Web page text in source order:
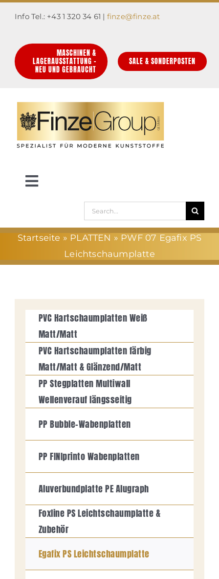
InhaltInfo Tel.: +43 1 320 34 61 | finze@finze.at
MASCHINEN &
LAGERAUSSTATTUNG –
NEU UND GEBRAUCHT
SALE & SONDERPOSTEN
Toggle
Navigation
UNTERNEHMEN
SERVICE
PRODUKTE
KURSE/CHARTS
KONTAKT
Suche
nach:
Startseite » PLATTEN » PWF 07 Egafix PS
Leichtschaumplatte
PVC Hartschaumplatten Weiß
Matt/Matt
PVC Hartschaumplatten färbig
Matt/Matt & Glänzend/Matt
PP Stegplatten Multiwall
Wellenverauf längsseitig
PP Bubble-Wabenplatten
PP FINIprinto Wabenplatten
Aluverbundplatte PE Alugraph
Foxline PS Leichtschaumplatte &
Zubehör
Egafix PS Leichtschaumplatte